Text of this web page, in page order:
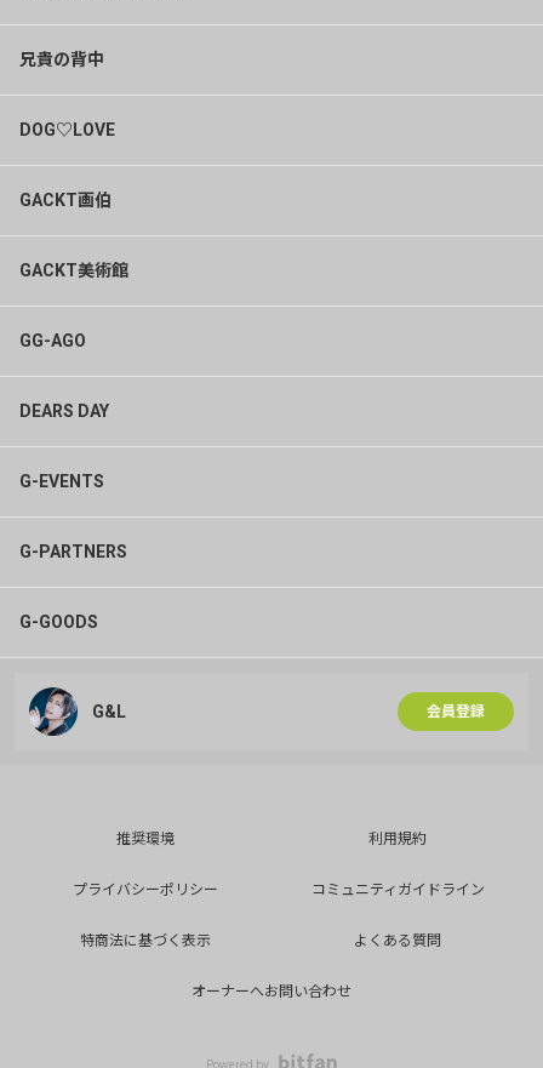
兄貴の背中
DOG♡LOVE
GACKT画伯
GACKT美術館
GG-AGO
DEARS DAY
G-EVENTS
G-PARTNERS
G-GOODS
G&L 会員登録
推奨環境 利用規約
プライバシーポリシー コミュニティガイドライン
特商法に基づく表示 よくある質問
オーナーへお問い合わせ
Powered by